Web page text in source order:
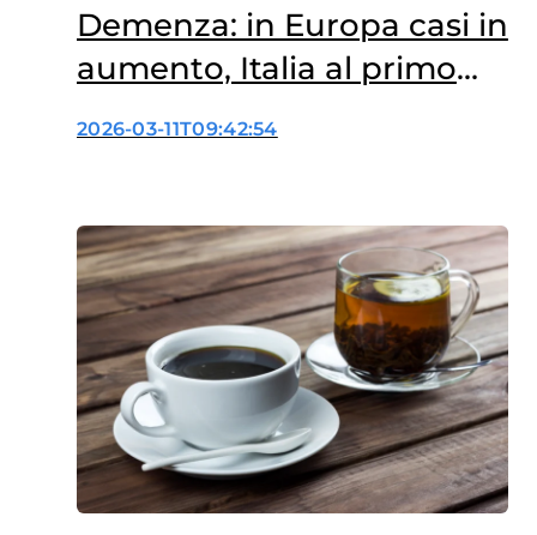
Demenza: in Europa casi in
aumento, Italia al primo
posto
2026-03-11T09:42:54